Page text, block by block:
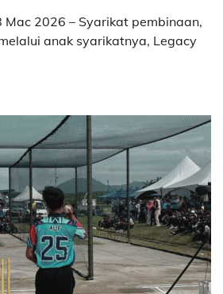
Mac 2026 – Syarikat pembinaan,
anak syarikatnya, Legacy